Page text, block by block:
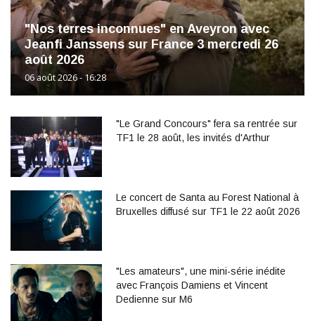
"Nos terres inconnues" en Aveyron avec
Jeanfi Janssens sur France 3 mercredi 26
août 2026
06 août 2026 - 16:28
"Le Grand Concours" fera sa rentrée sur
TF1 le 28 août, les invités d'Arthur
Le concert de Santa au Forest National à
Bruxelles diffusé sur TF1 le 22 août 2026
"Les amateurs", une mini-série inédite
avec François Damiens et Vincent
Dedienne sur M6